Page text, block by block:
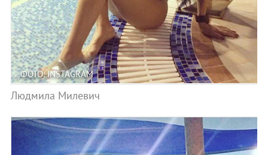
ФОТО: INSTAGRAM
Людмила Милевич